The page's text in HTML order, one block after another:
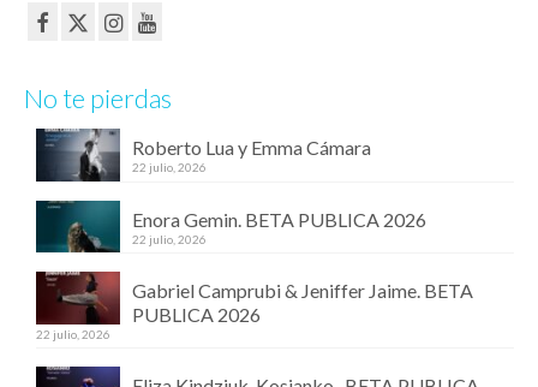
No te pierdas
Roberto Lua y Emma Cámara
22 julio, 2026
Enora Gemin. BETA PUBLICA 2026
22 julio, 2026
Gabriel Camprubi & Jeniffer Jaime. BETA
PUBLICA 2026
22 julio, 2026